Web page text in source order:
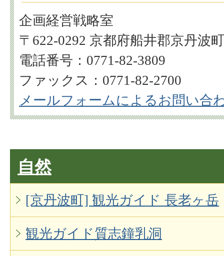
企画経営戦略室
〒622-0292 京都府船井郡京丹波
電話番号：0771-82-3809
ファックス：0771-82-2700
メールフォームによるお問い合
自然
[京丹波町] 観光ガイド 長老ヶ岳
観光ガイド質志鐘乳洞